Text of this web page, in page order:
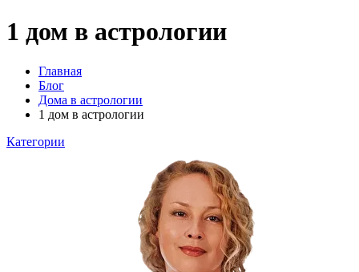
1 дом в астрологии
Главная
Блог
Дома в астрологии
1 дом в астрологии
Категории